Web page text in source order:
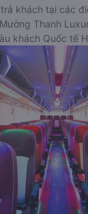
khách tại các
Thanh
khách Quốc tế